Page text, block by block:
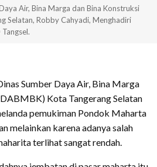
Air, Bina Marga dan Bina Konstruksi
Selatan, Robby Cahyadi, Menghadiri
Sumber Daya Air, Bina Marga
Kota Tangerang Selatan
pemukiman Pondok Maharta
melainkan karena adanya salah
terlihat sangat rendah.